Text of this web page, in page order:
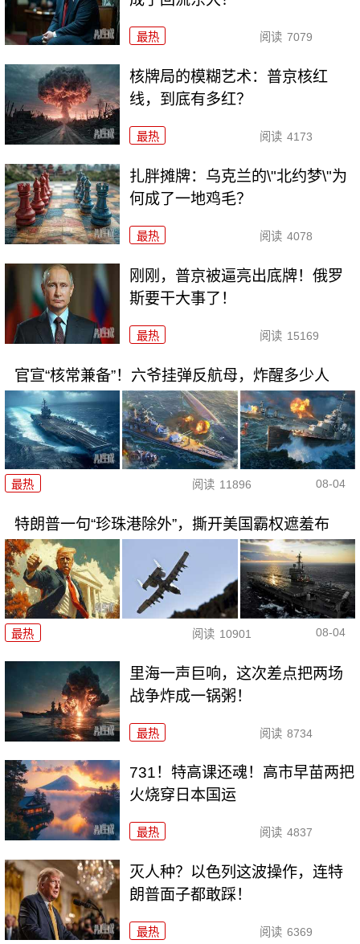
最热 阅读 7079
核牌局的模糊艺术：普京核红
线，到底有多红？
最热 阅读 4173
扎胖摊牌：乌克兰的\"北约梦\"为
何成了一地鸡毛？
最热 阅读 4078
刚刚，普京被逼亮出底牌！俄罗
斯要干大事了！
最热 阅读 15169
官宣“核常兼备”！六爷挂弹反航母，炸醒多少人
最热 阅读 11896 08-04
特朗普一句“珍珠港除外”，撕开美国霸权遮羞布
最热 阅读 10901 08-04
里海一声巨响，这次差点把两场
战争炸成一锅粥！
最热 阅读 8734
731！特高课还魂！高市早苗两把
火烧穿日本国运
最热 阅读 4837
灭人种？以色列这波操作，连特
朗普面子都敢踩！
最热 阅读 6369